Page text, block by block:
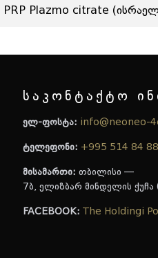
PRP Plazmo citrate
საკონტაქტო
ელ-ფოსტა: info@neoneo-
ტელეფონი: +995 514 84
მისამართი: თბილისი —
7ბ, ელიზბარ მინდელის
FACEBOOK: The Holdingi